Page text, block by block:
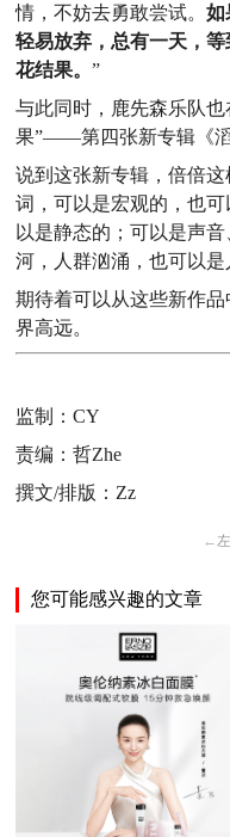
情，不妨去勇敢尝试。如
轻易放弃，总有一天，
花结果。”
与此同时，鹿先森乐队
果”——第四张新专辑《滔
说到这张新专辑，倍倍
词，可以是宏观的，也
以是静态的；可以是声
河，人群汹涌，也可以是
期待着可以从这些新作
界高远。
监制：CY
责编：哲Zhe
撰文/排版：Zz
←
您可能感兴趣的文章